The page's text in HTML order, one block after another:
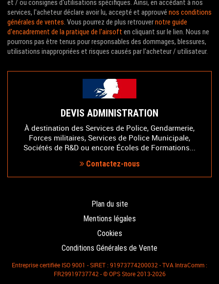
et / ou consignes d'utilisations spécifiques. Ainsi, en accédant à nos
services, l'acheteur déclare avoir lu, accepté et approuvé nos conditions
générales de ventes. Vous pourrez de plus retrouvernotre guide
d'encadrement de la pratique de l'airsoft en cliquant sur le lien. Nous ne
pourrons pas être tenus pour responsables des dommages, blessures,
utilisations inappropriées et risques causés par l'acheteur / utilisateur.
DEVIS ADMINISTRATION
À destination des Services de Police, Gendarmerie,
Forces militaires, Services de Police Municipale,
Sociétés de R&D ou encore Écoles de Formations...
Contactez-nous
Plan du site
Mentions légales
Cookies
Conditions Générales de Vente
Entreprise certifiée ISO 9001 - SIRET : 91973774200032 - TVA IntraComm :
FR29919737742 - © OPS Store 2013-2026